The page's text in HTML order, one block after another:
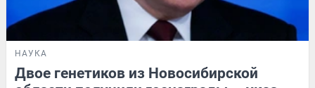
НАУКА
Двое генетиков из Новосибирской